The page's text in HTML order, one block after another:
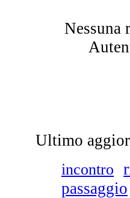
Le
Nessuna
Ultimo
incontro
passaggio